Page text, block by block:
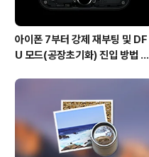
아이폰 7부터 강제 재부팅 및 DF
U 모드(공장초기화) 진입 방법 변